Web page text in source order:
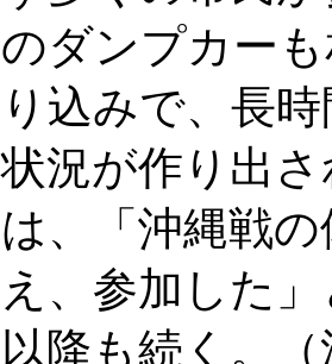
のダンプカー
り込みで、長
状況が作り出
は、「沖縄戦
え、参加した
以降も続く。